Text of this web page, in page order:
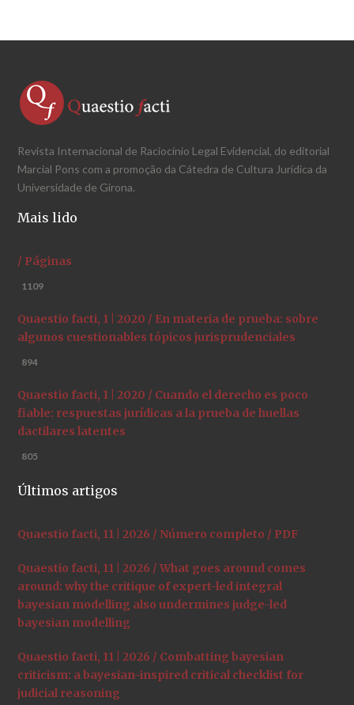
Revista Internacional de Raciocínio Legal Evidencial, do editorial
Marcial Pons com a promoção da Cátedra de Cultura Jurídica da
Universidade de Girona.
Mais lido
/ Páginas
1109
Quaestio facti, 1 | 2020 / En materia de prueba: sobre
algunos cuestionables tópicos jurisprudenciales
894
Quaestio facti, 1 | 2020 / Cuando el derecho es poco
fiable: respuestas jurídicas a la prueba de huellas
dactilares latentes
805
Últimos artigos
Quaestio facti, 11 | 2026 / Número completo / PDF
Quaestio facti, 11 | 2026 / What goes around comes
around: why the critique of expert-led integral
bayesian modelling also undermines judge-led
bayesian modelling
Quaestio facti, 11 | 2026 / Combatting bayesian
criticism: a bayesian-inspired critical checklist for
judicial reasoning